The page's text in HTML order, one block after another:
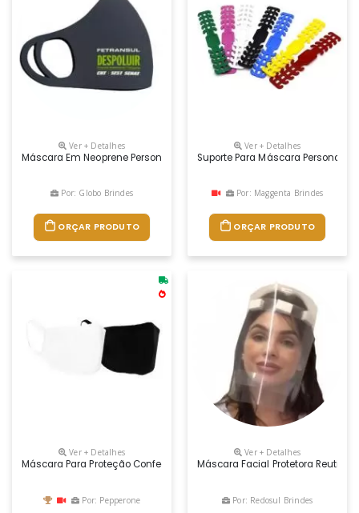
Ver + Detalhes
Máscara Em Neoprene Personalizada
Por: Globo Brindes
ORÇAR PRODUTO
Ver + Detalhes
Suporte Para Máscara
Por: Maggenta Brindes
ORÇAR PRODUTO
Ver + Detalhes
Máscara Para Proteção Confeccionada Em Microfibra
Por: Pepperone
Ver + Detalhes
Máscara Facial Protetora
Por: Redosul Brindes